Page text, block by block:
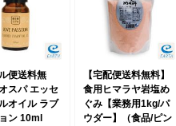
便送料無
スパ エッセ
オイル ラブ
ン 10ml
【宅配便送料無料】
食用ヒマラヤ岩塩め
ぐみ【業務用1kg/パ
ウダー】（食品/ピン